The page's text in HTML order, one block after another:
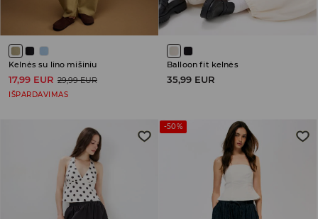
Kelnės su lino mišiniu
17,99 EUR 29,99 EUR
IŠPARDAVIMAS
Balloon fit kelnės
35,99 EUR
-50%